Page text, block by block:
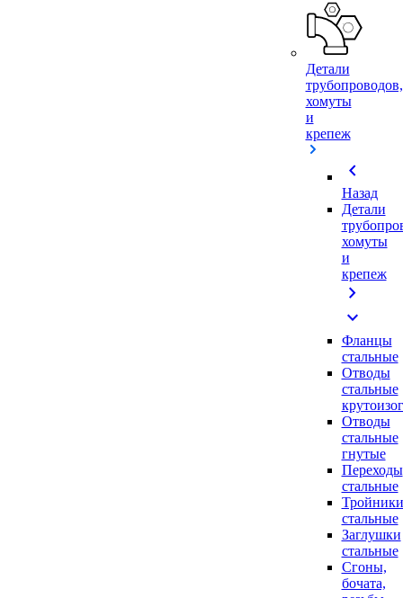
Детали
трубопроводов,
хомуты
и
крепеж
chevron_left
Назад
Детали
хомуты
и
крепеж
chevron_right
expand_more
Фланцы
стальные
Отводы
стальные
Отводы
стальные
гнутые
Переходы
стальные
Тройники
стальные
Заглушки
стальные
Сгоны,
бочата,